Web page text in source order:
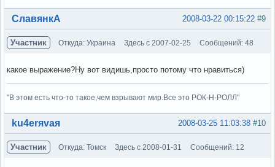
Вне форума #9
2008-03-22 00:15:22
СлавянкА
Участник Откуда: Украина Здесь с 2007-02-25 Сообщений: 48
какое выражение?Ну вот видишь,просто потому что нравиться)
"В этом есть что-то такое,чем взрывают мир.Все это РОК-Н-РОЛЛ"
Вне форума #10
2008-03-25 11:03:38
ku4erяvaя
Участник Откуда: Томск Здесь с 2008-01-31 Сообщений: 12